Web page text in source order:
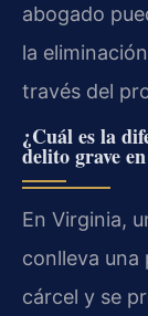
abogado
la
través del
¿Cuál es la
delito grave
En Virginia,
conlleva una
cárcel y se